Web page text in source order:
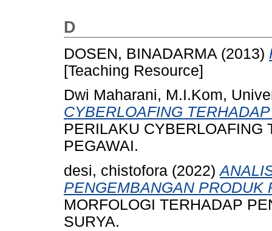
D
DOSEN, BINADARMA (2013)
[Teaching Resource]
Dwi Maharani, M.I.Kom,
CYBERLOAFING
PERILAKU CYBERLOAFING
PEGAWAI.
desi, chistofora (2022)
PENGEMBANGAN PRODUK
MORFOLOGI TERHADAP
SURYA.